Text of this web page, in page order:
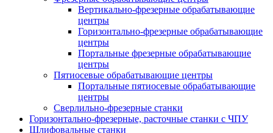
Вертикально-фрезерные обрабатывающие
центры
Горизонтально-фрезерные обрабатывающие
центры
Портальные фрезерные обрабатывающие
центры
Пятиосевые обрабатывающие центры
Портальные пятиосевые обрабатывающие
центры
Сверлильно-фрезерные станки
Горизонтально-фрезерные, расточные станки с ЧПУ
Шлифовальные станки